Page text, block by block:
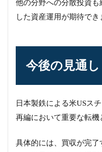
他の分野への分散投資
した資産運用が期待でき
今後の見通し
日本製鉄による米USス
再編において重要な転機
具体的には、買収が完